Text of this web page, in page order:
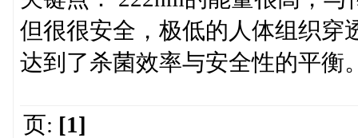
但很很安全，极低的人体组织穿
达到了杀菌效率与安全性的平衡
页: [1]